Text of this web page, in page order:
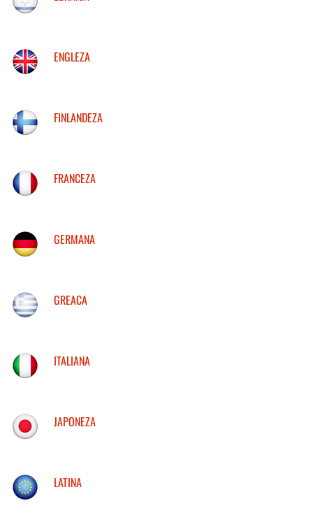
ENGLEZA
FINLANDEZA
FRANCEZA
GERMANA
GREACA
ITALIANA
JAPONEZA
LATINA